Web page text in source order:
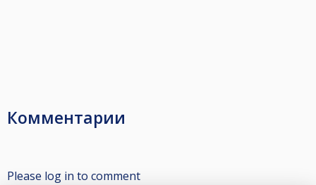
Комментарии
Please log in to comment